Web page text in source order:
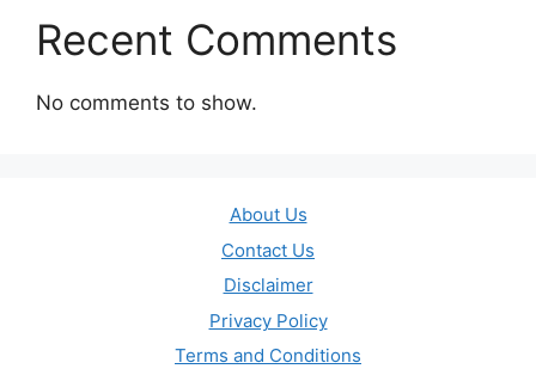
Recent Comments
No comments to show.
About Us
Contact Us
Disclaimer
Privacy Policy
Terms and Conditions